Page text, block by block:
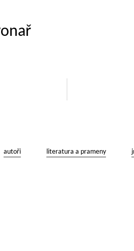
autoři literatura a prameny